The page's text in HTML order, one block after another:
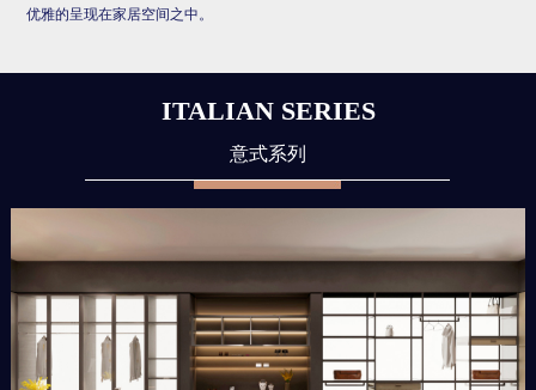
优雅的呈现在家居空间之中。
ITALIAN SERIES
意式系列